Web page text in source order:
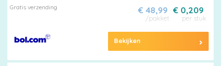
Gratis verzending
€ 0,209
per stuk
€ 48,99
/pakket
Bekijken